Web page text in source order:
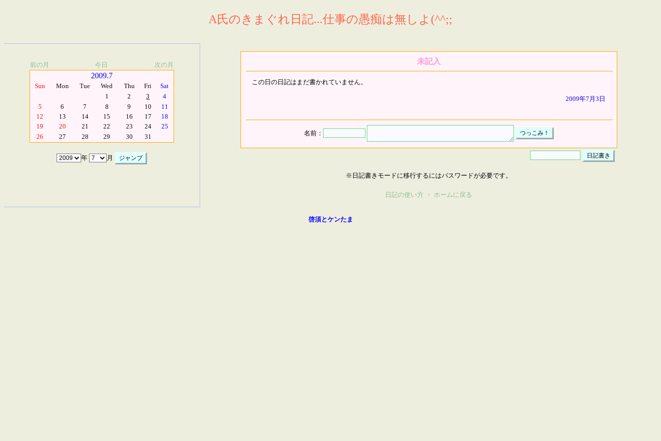
A氏のきまぐれ日記...仕事の愚痴は無しよ(^^;;
前の月 今日 次の月
2009.7
Sun Mon Tue Wed Thu Fri
Sat
1
2 3
4
5
6 7 8 9 10
11
12
13 14 15 16 17
18
19
20 21 22 23 24
25
26
27 28 29 30 31
年 月
未記入
この日の日記はまだ書かれていません。
2009年7月3日
名前：
※日記書きモードに移行するにはパスワードが必要です。
日記の使い方 ・ ホームに戻る
啓須とケンたま